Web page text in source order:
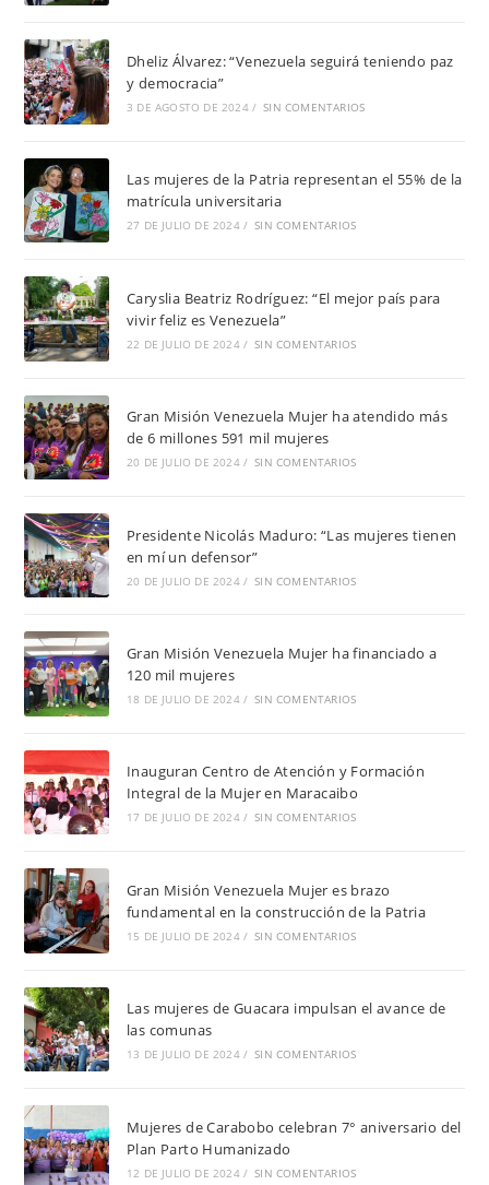
Dheliz Álvarez: “Venezuela seguirá teniendo paz
y democracia”
3 DE AGOSTO DE 2024 / SIN COMENTARIOS
Las mujeres de la Patria representan el 55% de la
matrícula universitaria
27 DE JULIO DE 2024 / SIN COMENTARIOS
Caryslia Beatriz Rodríguez: “El mejor país para
vivir feliz es Venezuela”
22 DE JULIO DE 2024 / SIN COMENTARIOS
Gran Misión Venezuela Mujer ha atendido más
de 6 millones 591 mil mujeres
20 DE JULIO DE 2024 / SIN COMENTARIOS
Presidente Nicolás Maduro: “Las mujeres tienen
en mí un defensor”
20 DE JULIO DE 2024 / SIN COMENTARIOS
Gran Misión Venezuela Mujer ha financiado a
120 mil mujeres
18 DE JULIO DE 2024 / SIN COMENTARIOS
Inauguran Centro de Atención y Formación
Integral de la Mujer en Maracaibo
17 DE JULIO DE 2024 / SIN COMENTARIOS
Gran Misión Venezuela Mujer es brazo
fundamental en la construcción de la Patria
15 DE JULIO DE 2024 / SIN COMENTARIOS
Las mujeres de Guacara impulsan el avance de
las comunas
13 DE JULIO DE 2024 / SIN COMENTARIOS
Mujeres de Carabobo celebran 7° aniversario del
Plan Parto Humanizado
12 DE JULIO DE 2024 / SIN COMENTARIOS